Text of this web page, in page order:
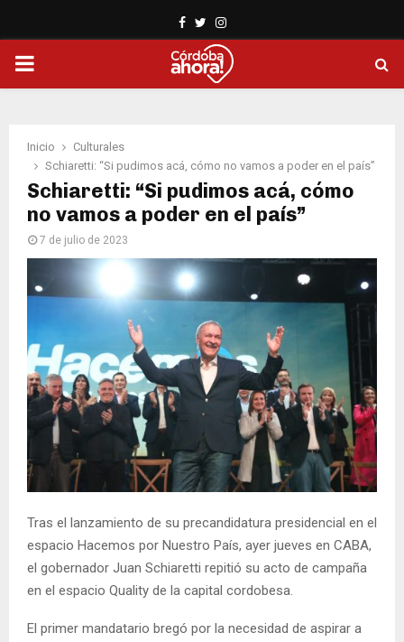
Facebook
TwitterInstagram
PRIMARY
Inicio
Culturales
Schiaretti: “Si pudimos acá, cómo no vamos a poder en el país”
Schiaretti: “Si pudimos acá, cómo
no vamos a poder en el país”
7 de julio de 2023
Tras el lanzamiento de su precandidatura presidencial en el
espacio Hacemos por Nuestro País, ayer jueves en CABA,
el gobernador Juan Schiaretti repitió su acto de campaña
en el espacio Quality de la capital cordobesa.
El primer mandatario bregó por la necesidad de aspirar a